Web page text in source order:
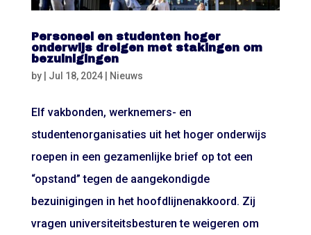
Personeel en studenten hoger
onderwijs dreigen met stakingen om
bezuinigingen
by | Jul 18, 2024| Nieuws
Elf vakbonden, werknemers- en
studentenorganisaties uit het hoger onderwijs
roepen in een gezamenlijke brief op tot een
“opstand” tegen de aangekondigde
bezuinigingen in het hoofdlijnenakkoord. Zij
vragen universiteitsbesturen te weigeren om